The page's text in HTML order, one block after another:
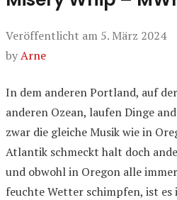
Veröffentlicht am 5. März 2024
byArne
In dem anderen Portland, auf
anderen Ozean, laufen Dinge
zwar die gleiche Musik wie in
Atlantik schmeckt halt doch
und obwohl in Oregon alle
feuchte Wetter schimpfen, ist es